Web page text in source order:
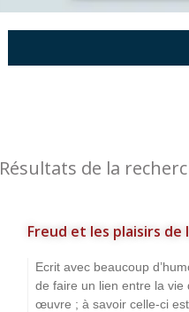
Résultats de la
Freud et les plaisirs de
Ecrit avec beaucoup
de faire un lien entre la vie
œuvre ; à savoir celle-ci